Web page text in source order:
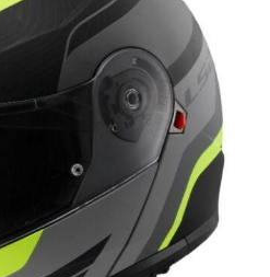
lozinka?